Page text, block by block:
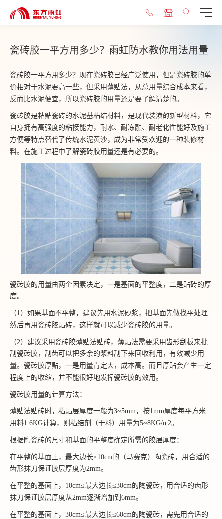
瓷砖胶一平方用多少？雨虹防水教你用法用量
瓷砖胶一平方用多少？现在瓷砖胶已经广泛使用，但是瓷砖胶的单
价相对于水泥要高一些，但采用薄贴法，从总用量综合成本来看，
反而比水泥便宜，所以瓷砖胶的用量还是要了解清楚的。
瓷砖胶是粘贴瓷砖的水泥基粘结材料，是现代装潢的新型材料，它
自身拥有高强度的粘接能力，耐水、耐冻融、耐老化性能好及施工
方便等特点替代了传统水泥黄沙，成为非常受欢迎的一种装修材
料。在施工过程中了解瓷砖胶用量还是有必要的。
瓷砖胶的用量由两个因素决定，一是基面的平整度，二是贴砖的厚
度。
（1）如果基面不平整，建议先用水泥砂浆，把基面先做找平处理
然后再用瓷砖胶贴砖，这样就可以减少瓷砖胶的用量。
（2）建议采用瓷砖胶薄贴法贴砖，薄贴法需要采用齿形刮板来批
刮瓷砖胶，刮齿可以把多余的浆料刮下来回收利用，有效减少用
量。瓷砖胶厚贴，一是用量肯定大，成本高。而且厚贴会产生一定
程度上的收缩，并不能很好地发挥瓷砖胶的效用。
瓷砖胶用量的计算方法：
薄贴法贴砖时，粘贴层厚度一般为3~5mm，按1mm厚度每平方米
用料1.6KG计算，则粘结剂（干料）用量为5~8KG/m2。
根据陶瓷砖的尺寸和基面的平整度确定所需的胶层厚度：
在平整的基面上，最大边长≤10cm的（马赛克）陶瓷砖，用合适的
齿形抹刀保证胶层厚度为2mm。
在平整的基面上，10cm≤最大边长≤30cm的陶瓷砖，用合适的齿形
抹刀保证胶层厚度从2mm逐渐增加到6mm。
在平整的基面上，30cm≤最大边长≤60cm的陶瓷砖，需先用合适的